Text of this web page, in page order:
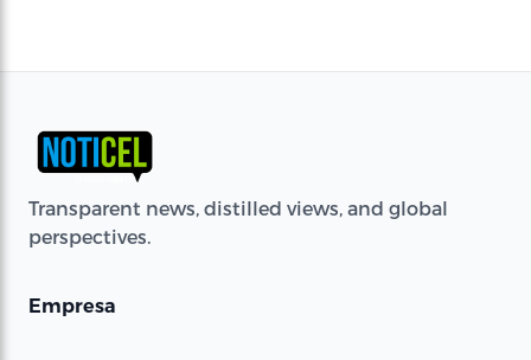
Transparent news, distilled views, and global
perspectives.
Empresa